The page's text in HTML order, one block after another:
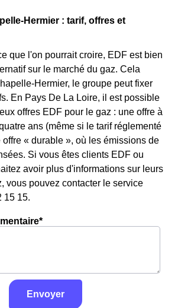
Hermier : tarif, offres et
que l'on pourrait croire, EDF est bien
sur le marché du gaz. Cela
Hermier, le groupe peut fixer
En Pays De La Loire, il est possible
offres EDF pour le gaz : une offre à
ans (même si le tarif réglementé
offre « durable », où les émissions de
Si vous êtes clients EDF ou
avoir plus d'informations sur leurs
vous pouvez contacter le service
15 15.
Envoyer